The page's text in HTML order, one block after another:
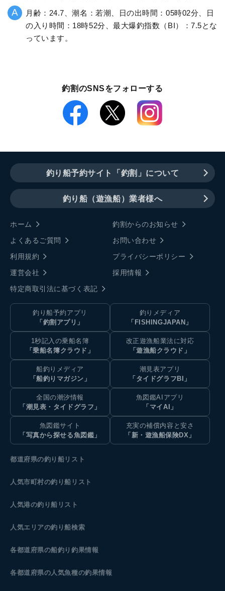
月齢：24.7、潮名：若潮、日の出時間：05時02分、日
の入り時間：18時52分、最大爆釣指数（BI）：7.5とな
っています。
釣割のSNSをフォローする
釣り船予約サイト「釣割」について
釣り船（遊漁船）業者様へ
ホーム
釣割からのお知らせ
よくあるご質問
お問い合わせ
利用規約
プライバシーポリシー
運営会社
採用情報
特定商取引法に基づく表記
釣り船予約アプリ
「釣割アプリ」
釣りメディア
「FISHINGJAPAN」
1秒記入の乗船名簿
「乗船名簿クラウド」
改正遊漁船業法に対応
「遊漁船クラウド」
船釣りメディア
「船釣りマガジン」
潮見表アプリ
「タイドグラフBI」
全国の潮汐情報
「潮見表・タイドグラフ」
魚図鑑AIアプリ
「マイAI」
魚図鑑サイト
「写真から探せる魚図鑑」
充実の補償内容と安さ
「新・遊漁船保険DX」
都道府県の釣り船リスト
人気市町村の釣り船リスト
人気港の釣り船リスト
人気エリアの釣り船検索
各都道府県の船釣り釣果情報
各都道府県の人気魚種の釣果情報